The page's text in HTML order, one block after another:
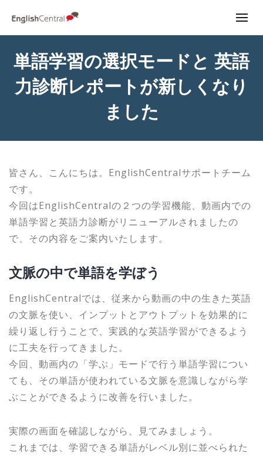
単語学習の選択モードと 英語
力診断レポートが新しくなり
ました
皆さん、こんにちは。EnglishCentralサポートチーム
です。
今回はEnglishCentralの２つの学習機能、動画内での
単語学習と英語力診断がリニューアルされましたの
で、その内容をご案内いたします。
文脈の中で単語を学ぼう
EnglishCentralでは、従来から動画の中の生きた英語
の文脈を使い、インプットとアウトプットを効果的に
繰り返し行うことで、実践的な英語学習ができるよう
に工夫を行ってきました。
今回、動画内の「学ぶ」モードで行う単語学習につい
ても、その単語が使われている文脈を意識しながら学
ぶことができるように改善を行いました。
実際の画面を確認しながら、見てみましょう。
これまでは、学習できる単語がレベル別に並べられた